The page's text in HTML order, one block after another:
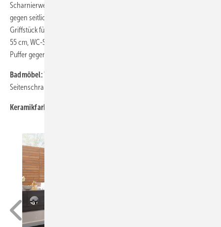
Scharnierwelle oder Edelstahlscharnier mit Absenkautomatik, Puffer
gegen seitliches Verrutschen angeschrägt, inkl. Extrapuffer mit
Griffstück für Deckel, WC-Sitz mit Deckel und Absenkautomatik für WC
55 cm, WC-Sitzring mit durchgehender Edelstahl-Scharnierwelle,
Puffer gegen seitliches Verrutschen
Badmöbel:Waschtischunterschränke 53/65 cm, fahrbarer Hocker,
Seitenschrank mit Abdeckplatte, Lichtspiegelelemente
Keramikfarbe: